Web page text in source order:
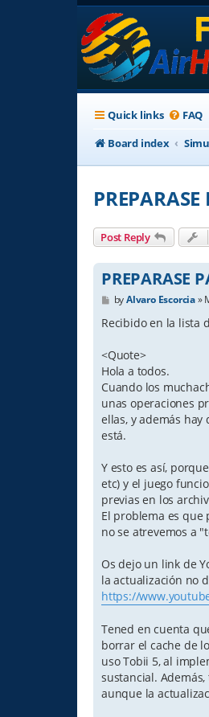
Quick links FAQ
Board index
Post Reply
PREPARASE
P
s
byAlvaro Escorcia»
Recibido en la lista
<Quote>
Hola a todos.
Cuando los
unas operaciones
ellas, y además
está.
Y esto es así,
etc) y el juego
previas en los
El problema es
no se atrevemos a
Os dejo un link de
la actualización no
https://
Tened en cuenta
borrar el cache de
uso Tobii 5, al
sustancial.
aunque la